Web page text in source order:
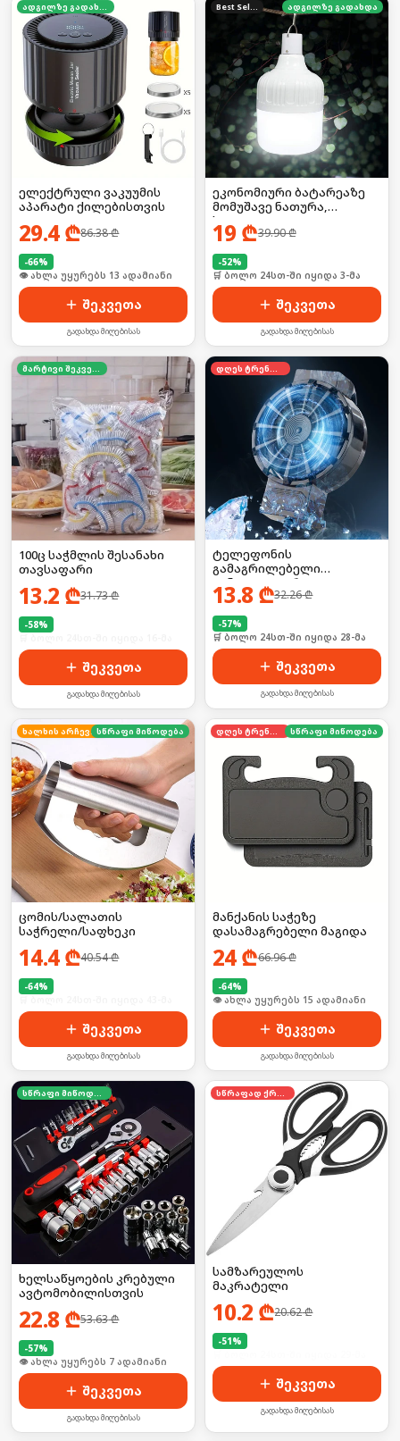
ადგილზე გადახდა
ელექტრული ვაკუუმის
აპარატი ქილებისთვის
29.4₾86.38₾
-66%
🛒 ბოლო 24სთ-ში იყიდა 19-მა
შეკვეთა
გადახდა მიღებისას
Best Seller ადგილზე გადახდა
ეკონომიური ბატარეაზე
მომუშავე ნათურა,
საკიდით
19 ₾39.90₾
-52%
🛒 ბოლო 24სთ-ში იყიდა 3-მა
შეკვეთა
გადახდა მიღებისას
მარტივი შეკვეთა
100ც საჭმლის შესანახი
თავსაფარი
13.2 ₾31.73₾
-58%
შეკვეთა
გადახდა მიღებისას
დღეს ტრენდში
ტელეფონის
გამაგრილებელი
ვინტილატორი
13.8 ₾32.26₾
-57%
🛒 ბოლო 24სთ-ში იყიდა 28-მა
შეკვეთა
გადახდა მიღებისას
ხალხის არჩევანისწრაფი მიწოდება
ცომის/სალათის
საჭრელი/საფხეკი
14.4₾40.54₾
-64%
შეკვეთა
გადახდა მიღებისას
სწრაფი მიწოდება
მანქანის საჭეზე
დასამაგრებელი მაგიდა
24₾66.96₾
-64%
🛒 ბოლო 24სთ-ში იყიდა 20-მა
შეკვეთა
გადახდა მიღებისას
ხელსაწყოების კრებული
ავტომობილისთვის
22.8 ₾53.63₾
-57%
🛒 ბოლო 24სთ-ში იყიდა 6-მა
შეკვეთა
გადახდა მიღებისას
სამზარეულოს
მაკრატელი
10.2 ₾20.62₾
-51%
შეკვეთა
გადახდა მიღებისას